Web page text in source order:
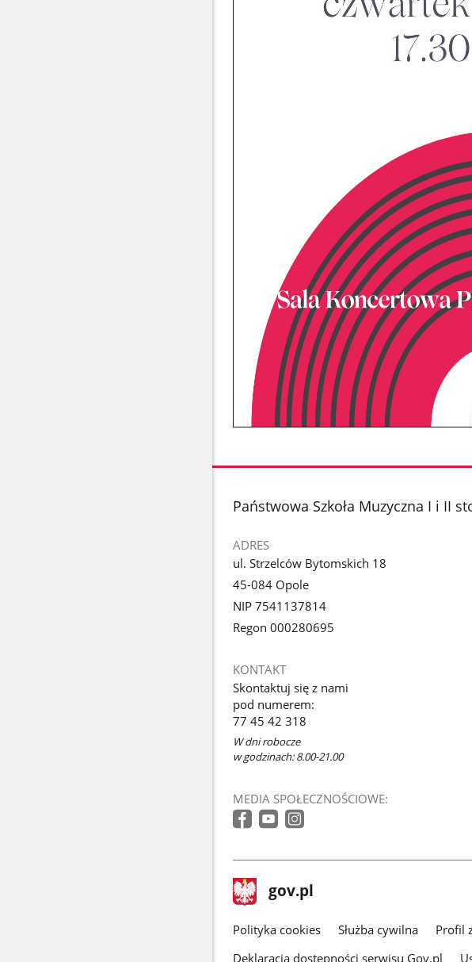
stopka
Państwowa Szkoła Muzyczna I i II
ADRES
ul. Strzelców Bytomskich 18
45-084 Opole
NIP 7541137814
Regon 000280695
KONTAKT
Skontaktuj się z nami
pod numerem:
77 45 42 318
W dni robocze
w godzinach: 8.00-21.00
MEDIA SPOŁECZNOŚCIOWE:
stopka
gov.pl Strona
gov.pl
gov.pl
Polityka cookies Służba cywilna Profil
Deklaracja dostępności serwisu Gov.pl